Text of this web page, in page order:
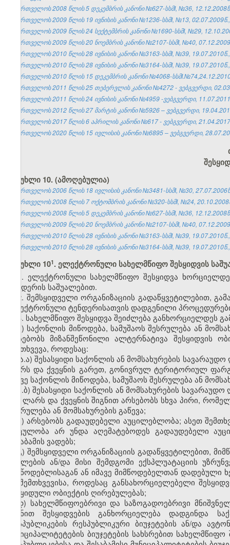
საქართველოს 2008 წლის 5 დეკემბრის კანონი №627-სსმI, №36,
საქართველოს 2009 წლის 19 ივნისის კანონი №1236-სსმI, №13,
საქართველოს 2009 წლის 24 სექტემბრის კანონი №1690-სსმI, №29,
საქართველოს 2009 წლის 20 ნოემბრის კანონი №2107-სსმI, №40,
საქართველოს 2010 წლის 28 ივნისის კანონი №3163-სსმI, №39,
საქართველოს 2010 წლის 28 ივნისის კანონი №3164-სსმI, №39,
საქართველოს 2010 წლის 15 დეკემბრის კანონი №4068-
საქართველოს 2011 წლის 25 თებერვლის კანონი №4272 - ვებგვერდი,
საქართველოს 2011 წლის 24 ივნისის კანონი №4959 -ვებგვერდი,
საქართველოს 2012 წლის 27 მარტის კანონი №5926 – ვებგვერდი,
საქართველოს 2017 წლის 6 აპრილის კანონი №617 - ვებგვერდი,
საქართველოს 2020 წლის 15 ივლისის კანონი №6895 – ვებგვერდი,
მუხლი 10. (ამოღებულია)
საქართველოს 2006 წლის 18 ივლისის კანონი №3481-სსმI, №30,
საქართველოს 2008 წლის 7 ოქტომბრის კანონი №320-სსმI, №24,
საქართველოს 2008 წლის 5 დეკემბრის კანონი №627-სსმI, №36,
საქართველოს 2009 წლის 20 ნოემბრის კანონი №2107-სსმI, №40,
საქართველოს 2010 წლის 28 ივნისის კანონი №3163-სსმI, №39,
საქართველოს 2010 წლის 28 ივნისის კანონი №3164-სსმI, №39,
მუხლი 10​1. ელექტრონული სახელმწიფო შესყიდვის
1. ელექტრონული სახელმწიფო შესყიდვა
ტენდერის საშუალებით.
2. შემსყიდველი ორგანიზაციის გადაწყვეტილებით,
ელექტრონული ტენდერისათვის დადგენილი
3. სახელმწიფო შესყიდვა შეიძლება განხორციელდეს
ა) საქონლის მიწოდება, სამუშაოს შესრულება ან
არსებობს მიზანშეწონილი ალტერნატივა შესყიდვის
შემთხვევა, როდესაც:
ა.ა) შესასყიდი საქონლის ან მომსახურების
ლარს და ქვეყნის გარეთ, გონივრულ ტერიტორიულ
იმავე საქონლის მიწოდება, სამუშაოს შესრულება ან
ა.ბ) შესასყიდი საქონლის ან მომსახურების
000 ლარს და ქვეყნის შიგნით არსებობს სხვა პირი,
შესრულება ან მომსახურების გაწევა;
ბ) არსებობს გადაუდებელი აუცილებლობა; ასეთ
მოცულობა არ უნდა აღემატებოდეს გადაუდებელი
შესაბამის ვადებს;
გ) შემსყიდველი ორგანიზაციის გადაწყვეტილებით,
აცილების ან/და მისი შემდგომი ექსპლუატაციის
მიმწოდებლისაგან ან იმავე მიმწოდებელთან
იმ შემთხვევისა, როდესაც განსახორციელებელი
შესყიდული ობიექტის ღირებულებას;
დ) სახელმწიფოებრივი და საზოგადოებრივი
მიზნით შესყიდვების განხორციელება დადგინდა
რესპუბლიკების რესპუბლიკური ბიუჯეტების ან/და
მუნიციპალიტეტების ბიუჯეტების სახსრებით